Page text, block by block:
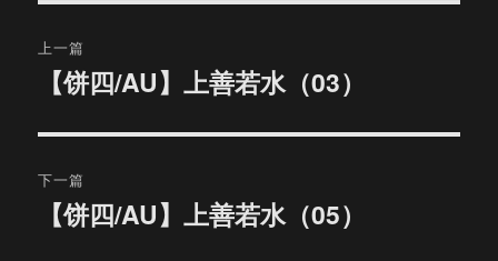
章
航
上一篇
文
章：
【饼四/AU】上善若水（03）
下一篇
【饼四/AU】上善若水（05）